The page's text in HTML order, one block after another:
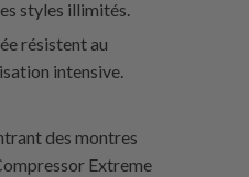
styles illimités.
résistent au
intensive.
des montres
Extreme